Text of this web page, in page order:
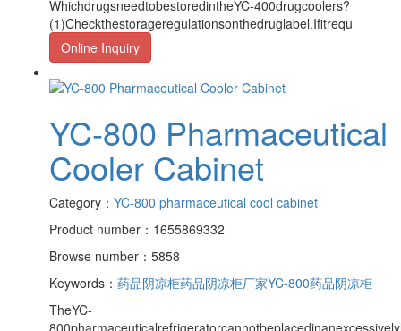
WhichdrugsneedtobestoredintheYC-400drugcoolers?
(1)Checkthestorageregulationsonthedruglabel.Ifitrequ
Online Inquiry
YC-800 Pharmaceutical
Cooler Cabinet
Category： YC-800 pharmaceutical cool cabinet
Product number：1655869332
Browse number：5858
Keywords： 药品阴凉柜药品阴凉柜厂家YC-800药品阴凉柜
TheYC-